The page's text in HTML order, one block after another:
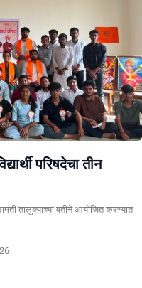
परिषदेचा तीन
तालुक्याच्या वतीने आयोजित करण्यात